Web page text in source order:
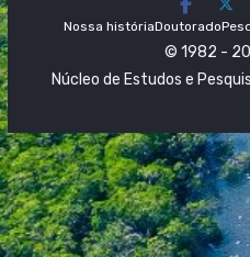
Nossa históriaDoutorado
© 1982 -
Núcleo de Estudos e